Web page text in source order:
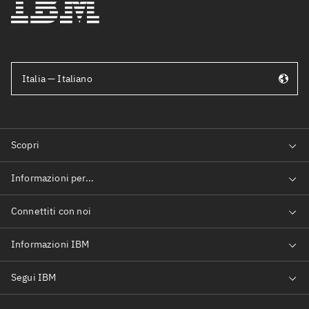
Italia — Italiano